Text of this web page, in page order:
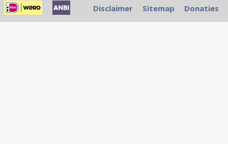
Disclaimer Sitemap Donaties